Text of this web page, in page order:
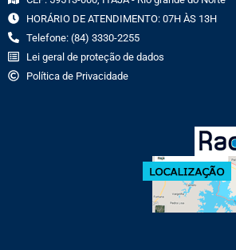
HORÁRIO DE ATENDIMENTO: 07H ÀS 13H
Telefone: (84) 3330-2255
Lei geral de proteção de dados
Política de Privacidade